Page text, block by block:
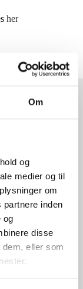
Om
og
medier og til
om
inden
og
disse
eller som
her